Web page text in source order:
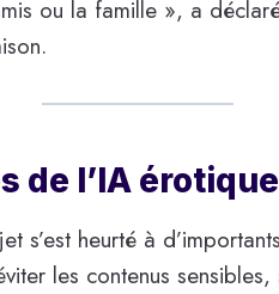
ou la famille », a
de l’IA érotique
s’est heurté à
les contenus